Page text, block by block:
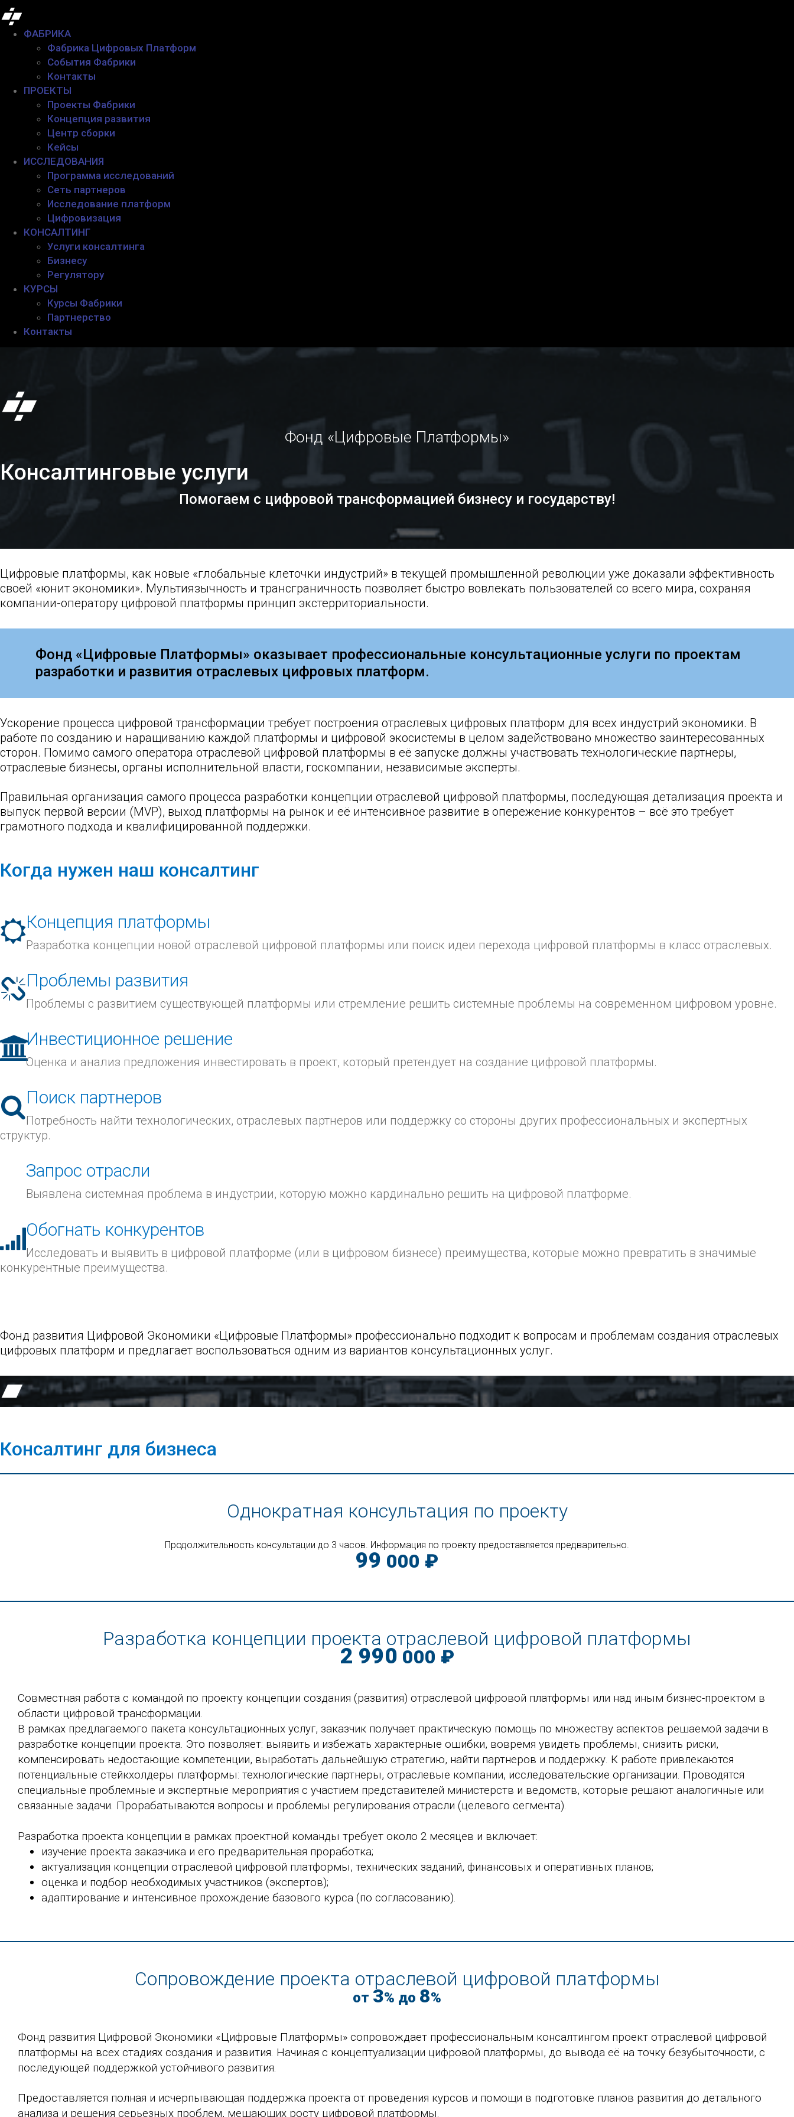
ФАБРИКА
Фабрика Цифровых Платформ
События Фабрики
Контакты
ПРОЕКТЫ
Проекты Фабрики
Концепция развития
Центр сборки
Кейсы
ИССЛЕДОВАНИЯ
Программа исследований
Сеть партнеров
Исследование платформ
Цифровизация
КОНСАЛТИНГ
Услуги консалтинга
Бизнесу
Регулятору
КУРСЫ
Курсы Фабрики
Партнерство
Контакты
Фонд «Цифровые Платформы»
Консалтинговые услуги
Помогаем с цифровой трансформацией бизнесу и государству!
Цифровые платформы, как новые «глобальные клеточки индустрий» в текущей промышленной революции уже доказали эффективность
своей «юнит экономики». Мультиязычность и трансграничность позволяет быстро вовлекать пользователей со всего мира, сохраняя
компании-оператору цифровой платформы принцип экстерриториальности.
Фонд «Цифровые Платформы» оказывает профессиональные консультационные услуги по проектам
разработки и развития отраслевых цифровых платформ.
Ускорение процесса цифровой трансформации требует построения отраслевых цифровых платформ для всех индустрий экономики. В
работе по созданию и наращиванию каждой платформы и цифровой экосистемы в целом задействовано множество заинтересованных
сторон. Помимо самого оператора отраслевой цифровой платформы в её запуске должны участвовать технологические партнеры,
отраслевые бизнесы, органы исполнительной власти, госкомпании, независимые эксперты.
Правильная организация самого процесса разработки концепции отраслевой цифровой платформы, последующая детализация проекта и
выпуск первой версии (MVP), выход платформы на рынок и её интенсивное развитие в опережение конкурентов – всё это требует
грамотного подхода и квалифицированной поддержки.
Когда нужен наш консалтинг
Концепция платформы
Разработка концепции новой отраслевой цифровой платформы или поиск идеи перехода цифровой платформы в класс отраслевых.
Проблемы развития
Проблемы с развитием существующей платформы или стремление решить системные проблемы на современном цифровом уровне.
Инвестиционное решение
Оценка и анализ предложения инвестировать в проект, который претендует на создание цифровой платформы.
Поиск партнеров
Потребность найти технологических, отраслевых партнеров или поддержку со стороны других профессиональных и экспертных
структур.
Запрос отрасли
Выявлена системная проблема в индустрии, которую можно кардинально решить на цифровой платформе.
Обогнать конкурентов
Исследовать и выявить в цифровой платформе (или в цифровом бизнесе) преимущества, которые можно превратить в значимые
конкурентные преимущества.
Фонд развития Цифровой Экономики «Цифровые Платформы» профессионально подходит к вопросам и проблемам создания отраслевых
цифровых платформ и предлагает воспользоваться одним из вариантов консультационных услуг.
Консалтинг для бизнеса
Однократная консультация по проекту
Продолжительность консультации до 3 часов. Информация по проекту предоставляется предварительно.
99 000 ₽
Разработка концепции проекта отраслевой цифровой платформы
2 990 000 ₽
Совместная работа с командой по проекту концепции создания (развития) отраслевой цифровой платформы или над иным бизнес-проектом в
области цифровой трансформации.
В рамках предлагаемого пакета консультационных услуг, заказчик получает практическую помощь по множеству аспектов решаемой задачи в
разработке концепции проекта. Это позволяет: выявить и избежать характерные ошибки, вовремя увидеть проблемы, снизить риски,
компенсировать недостающие компетенции, выработать дальнейшую стратегию, найти партнеров и поддержку. К работе привлекаются
потенциальные стейкхолдеры платформы: технологические партнеры, отраслевые компании, исследовательские организации. Проводятся
специальные проблемные и экспертные мероприятия с участием представителей министерств и ведомств, которые решают аналогичные или
связанные задачи. Прорабатываются вопросы и проблемы регулирования отрасли (целевого сегмента).
Разработка проекта концепции в рамках проектной команды требует около 2 месяцев и включает:
изучение проекта заказчика и его предварительная проработка;
актуализация концепции отраслевой цифровой платформы, технических заданий, финансовых и оперативных планов;
оценка и подбор необходимых участников (экспертов);
адаптирование и интенсивное прохождение базового курса (по согласованию).
Сопровождение проекта отраслевой цифровой платформы
от 3% до 8%
Фонд развития Цифровой Экономики «Цифровые Платформы» сопровождает профессиональным консалтингом проект отраслевой цифровой
платформы на всех стадиях создания и развития. Начиная с концептуализации цифровой платформы, до вывода её на точку безубыточности, с
последующей поддержкой устойчивого развития.
Предоставляется полная и исчерпывающая поддержка проекта от проведения курсов и помощи в подготовке планов развития до детального
анализа и решения серьезных проблем, мешающих росту цифровой платформы.